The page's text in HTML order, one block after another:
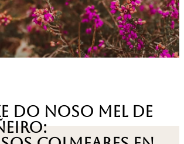
do noso mel de